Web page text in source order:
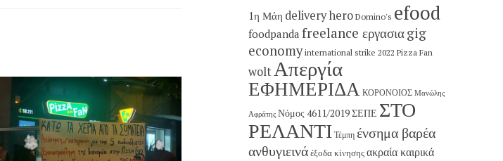
1η Μάη delivery hero Domino's efood
foodpanda freelance εργασιαgig
economy international strike 2022 Pizza Fan
woltΑπεργία
ΕΦΗΜΕΡΙΔΑ ΚΟΡΟΝΟΙΟΣ Μανώλης
Αφράτης Νόμος 4611/2019ΣΕΠΕ ΣΤΟ
ΡΕΛΑΝΤΙ Τέμπη ένσημα βαρέα
ανθυγιεινάέξοδα κίνησηςακραία καιρικά